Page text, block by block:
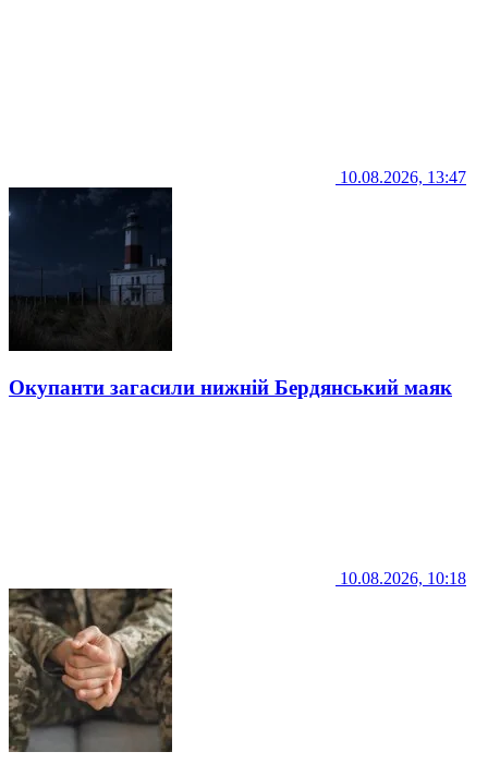
10.08.2026, 13:47
Окупанти загасили нижній Бердянський маяк
10.08.2026, 10:18